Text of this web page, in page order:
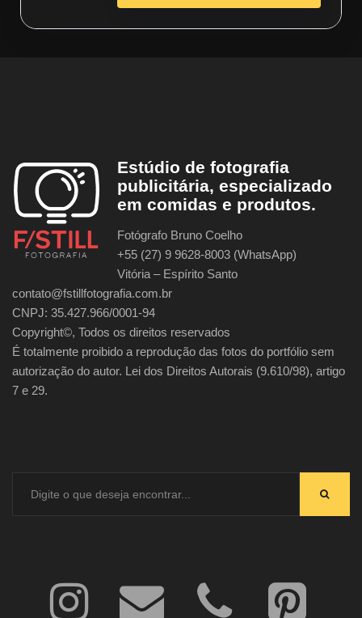
Estúdio de fotografia
publicitária, especializado
em comidas e produtos.
Fotógrafo Bruno Coelho
+55 (27) 9 9628-8003 (WhatsApp)
Vitória – Espírito Santo
contato@fstillfotografia.com.br
CNPJ: 35.427.966/0001-94
Copyright©, Todos os direitos reservados
É totalmente proibido a reprodução das fotos do portfólio sem
autorização do autor. Lei dos Direitos Autorais (9.610/98), artigo
7 e 29.